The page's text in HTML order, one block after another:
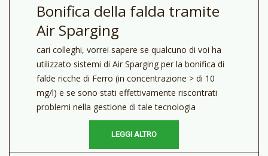
Bonifica della falda tramite
Air Sparging
cari colleghi, vorrei sapere se qualcuno di voi ha
utilizzato sistemi di Air Sparging per la bonifica di
falde ricche di Ferro (in concentrazione > di 10
mg/l) e se sono stati effettivamente riscontrati
problemi nella gestione di tale tecnologia
LEGGI ALTRO